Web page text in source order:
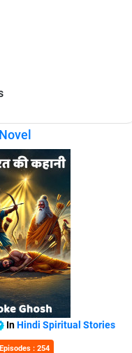
Novel
InHindi Spiritual Stories
: 254